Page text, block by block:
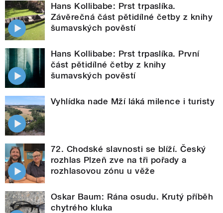
Hans Kollibabe: Prst trpaslíka.
Závěrečná část pětidílné četby z knihy
šumavských pověstí
Hans Kollibabe: Prst trpaslíka. První
část pětidílné četby z knihy
šumavských pověstí
Vyhlídka nade Mží láká milence i turisty
72. Chodské slavnosti se blíží. Český
rozhlas Plzeň zve na tři pořady a
rozhlasovou zónu u věže
Oskar Baum: Rána osudu. Krutý příběh
chytrého kluka